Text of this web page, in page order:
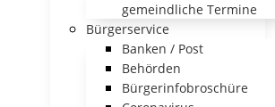
gemeindliche Termine
Bürgerservice
Banken / Post
Behörden
Bürgerinfobroschüre